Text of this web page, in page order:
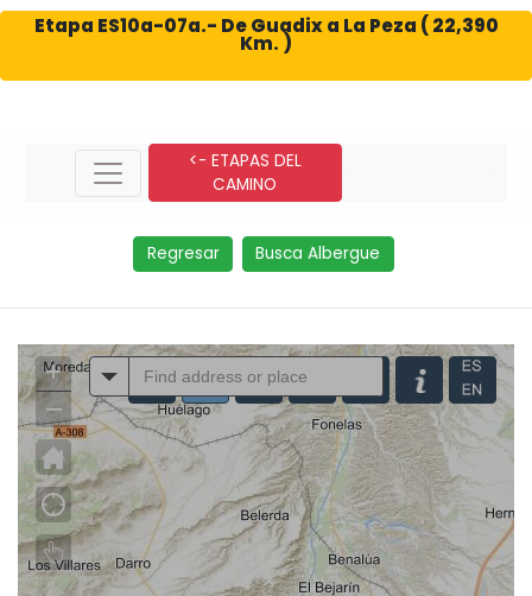
Etapa ES10a-07a.- De Guadix a La Peza ( 22,390
Km. )
<- ETAPAS DEL
CAMINO
Regresar Busca Albergue